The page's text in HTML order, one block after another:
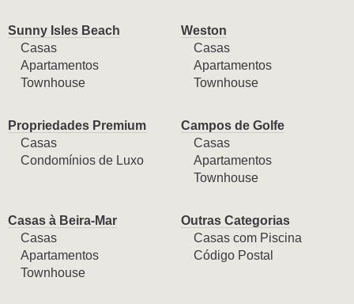
Sunny Isles Beach
Casas
Apartamentos
Townhouse
Weston
Casas
Apartamentos
Townhouse
Propriedades Premium
Casas
Condomínios de Luxo
Campos de Golfe
Casas
Apartamentos
Townhouse
Casas à Beira-Mar
Casas
Apartamentos
Townhouse
Outras Categorias
Casas com Piscina
Código Postal